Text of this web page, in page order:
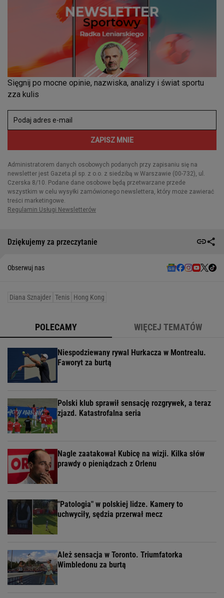
Dziękujemy za przeczytanie
Obserwuj nas
Diana Sznajder Tenis Hong Kong
POLECAMY WIĘCEJ TEMATÓW
Niespodziewany rywal Hurkacza w Montrealu.
Faworyt za burtą
Polski klub sprawił sensację rozgrywek, a teraz
zjazd. Katastrofalna seria
Nagle zaatakował Kubicę na wizji. Kilka słów
prawdy o pieniądzach z Orlenu
"Patologia" w polskiej lidze. Kamery to
uchwyciły, sędzia przerwał mecz
Ależ sensacja w Toronto. Triumfatorka
Wimbledonu za burtą